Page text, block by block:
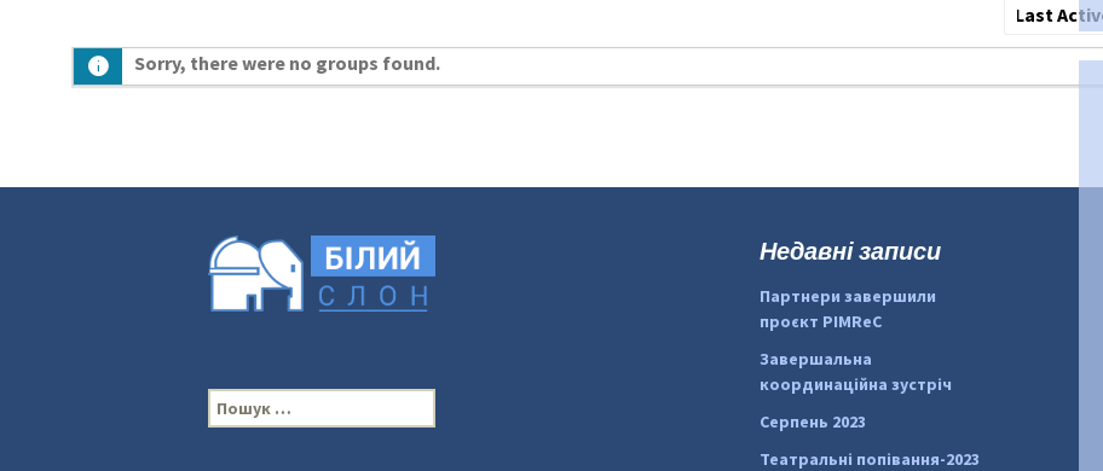
Сортувати
Sorry, there were no groups found.
П
о
Недавні записи
Партнери завершили
проєкт PIMReC
Завершальна
координаційна зустріч
Серпень 2023
Театральні попівання-2023